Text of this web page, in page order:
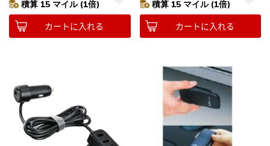
積算 15 マイル (1倍)
カートに入れる
積算 15 マイル (1倍)
カートに入れる